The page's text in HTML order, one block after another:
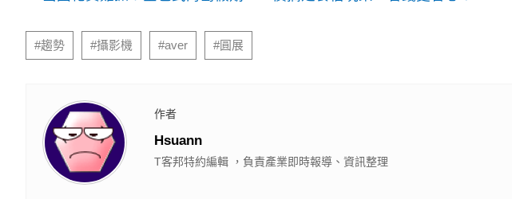
#趨勢 #攝影機 #aver #圓展
作者
Hsuann
T客邦特約編輯 ，負責產業即時報導、資訊整理